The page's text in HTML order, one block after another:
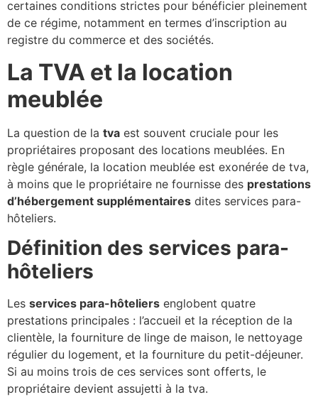
certaines conditions strictes pour bénéficier pleinement
de ce régime, notamment en termes d’inscription au
registre du commerce et des sociétés.
La TVA et la location
meublée
La question de la tva est souvent cruciale pour les
propriétaires proposant des locations meublées. En
règle générale, la location meublée est exonérée de tva,
à moins que le propriétaire ne fournisse des prestations
d’hébergement supplémentaires dites services para-
hôteliers.
Définition des services para-
hôteliers
Les services para-hôteliers englobent quatre
prestations principales : l’accueil et la réception de la
clientèle, la fourniture de linge de maison, le nettoyage
régulier du logement, et la fourniture du petit-déjeuner.
Si au moins trois de ces services sont offerts, le
propriétaire devient assujetti à la tva.